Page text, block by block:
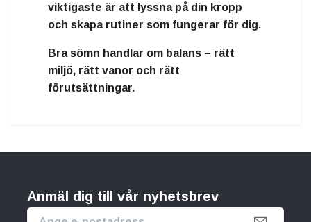
viktigaste är att lyssna på din kropp
och skapa rutiner som fungerar för dig.
Bra sömn handlar om balans – rätt
miljö, rätt vanor och rätt
förutsättningar.
Anmäl dig till vår nyhetsbrev